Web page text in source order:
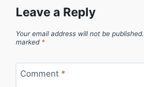
Leave a Reply
Your email address will not be published.
marked *
Comment *